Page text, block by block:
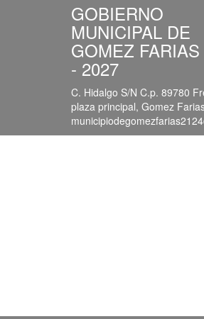
GOBIERNO
MUNICIPAL DE
GOMEZ
- 2027
C. Hidalgo S/N C.p. 89780
plaza principal, Gomez